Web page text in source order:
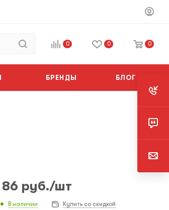
0 0 0
БРЕНДЫ БЛОГ
86 руб./шт
В наличии Купить со скидкой